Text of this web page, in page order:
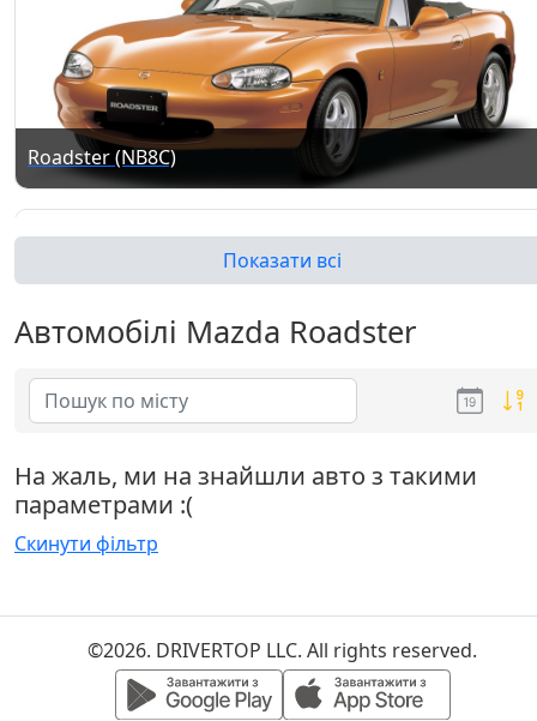
Roadster (NB8C)
Показати всі
Автомобілі Mazda Roadster
На жаль, ми на знайшли авто з такими
параметрами :(
Скинути фільтр
©2026. DRIVERTOP LLC. All rights reserved.